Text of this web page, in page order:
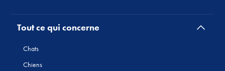
Tout ce qui concerne
Chats
Chiens